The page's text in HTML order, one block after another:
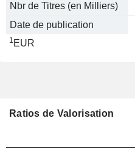
Nbr de Titres (en Milliers)
Date de publication
1 EUR
Ratios de Valorisation